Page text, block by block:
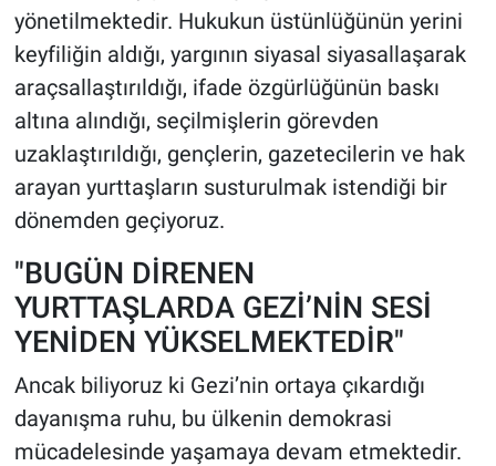
yönetilmektedir. Hukukun üstünlüğünün yerini
keyfiliğin aldığı, yargının siyasal siyasallaşarak
araçsallaştırıldığı, ifade özgürlüğünün baskı
altına alındığı, seçilmişlerin görevden
uzaklaştırıldığı, gençlerin, gazetecilerin ve hak
arayan yurttaşların susturulmak istendiği bir
dönemden geçiyoruz.
"BUGÜN DİRENEN
YURTTAŞLARDA GEZİ’NİN SESİ
YENİDEN YÜKSELMEKTEDİR"
Ancak biliyoruz ki Gezi’nin ortaya çıkardığı
dayanışma ruhu, bu ülkenin demokrasi
mücadelesinde yaşamaya devam etmektedir.